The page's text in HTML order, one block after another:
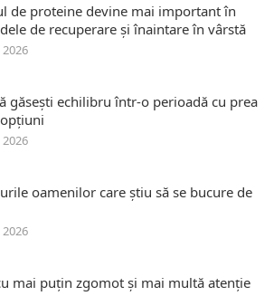
de proteine devine mai important în
de recuperare și înaintare în vârstă
găsești echilibru într-o perioadă cu prea
oamenilor care știu să se bucure de
mai puțin zgomot și mai multă atenție